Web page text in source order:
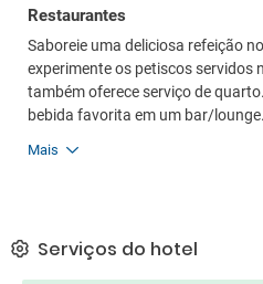
Restaurantes
Saboreie uma deliciosa refeição
experimente os petiscos servidos
também oferece serviço de
bebida favorita em um bar/lounge.
Mais
Serviços do hotel